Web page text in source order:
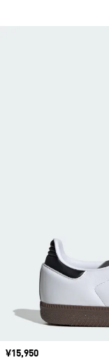
価格
¥15,950